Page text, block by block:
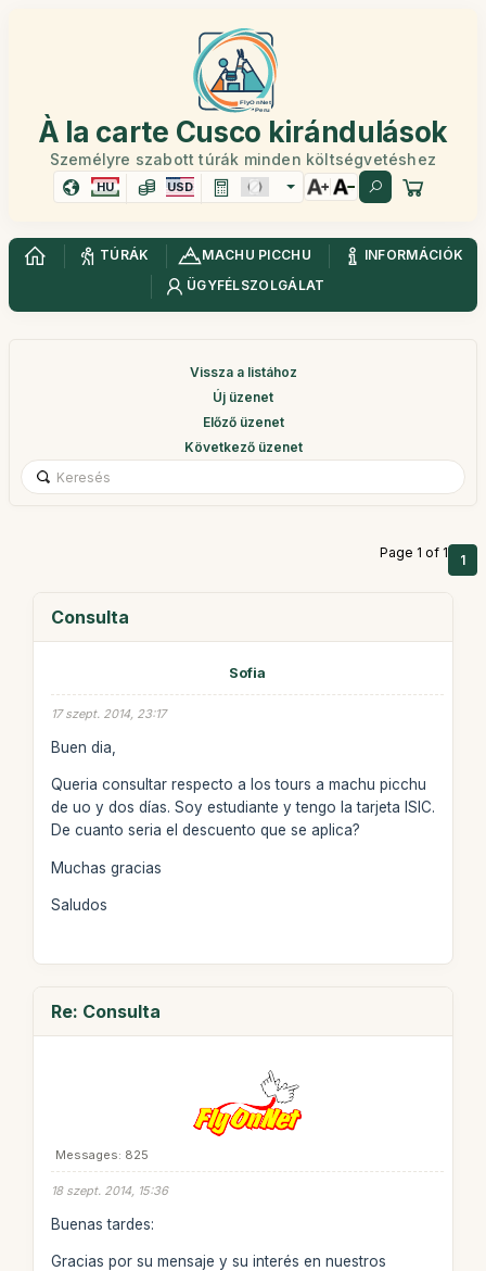
À la carte Cusco kirándulások
Személyre szabott túrák minden költségvetéshez
HU USD
TÚRÁK MACHU PICCHU
INFORMÁCIÓK
ÜGYFÉLSZOLGÁLAT
Vissza a listához
Új üzenet
Előző üzenet
Következő üzenet
Page 1 of 1 1
Consulta
Sofia
17 szept. 2014, 23:17
Buen dia,
Queria consultar respecto a los tours a machu picchu
de uo y dos días. Soy estudiante y tengo la tarjeta ISIC.
De cuanto seria el descuento que se aplica?
Muchas gracias
Saludos
Re: Consulta
Messages: 825
18 szept. 2014, 15:36
Buenas tardes:
Gracias por su mensaje y su interés en nuestros